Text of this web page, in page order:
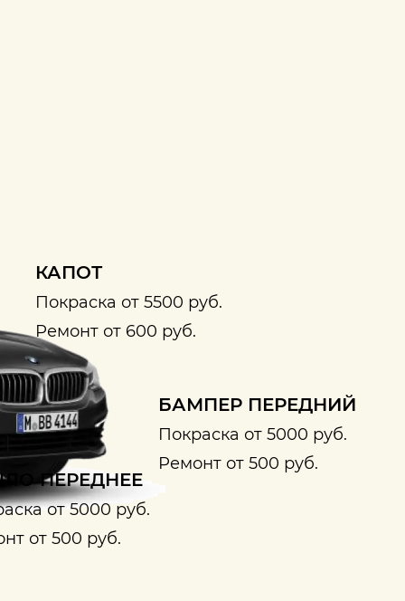
КАПОТ
Покраска от 5500 руб.
Ремонт от 600 руб.
БАМПЕР ПЕРЕДНИЙ
Покраска от 5000 руб.
Ремонт от 500 руб.
ПЕРЕДНЕЕ
от 5000 руб.
от 500 руб.